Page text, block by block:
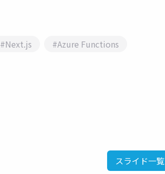
#Next.js
#Azure Functions
スライド一覧